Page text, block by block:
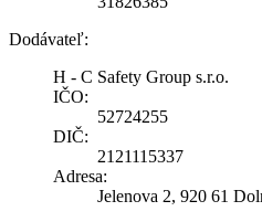
Dodávateľ:
H - C Safety Group s.r.o.
IČO:
52724255
DIČ:
2121115337
Adresa:
Jelenova 2, 920 61